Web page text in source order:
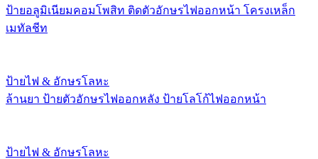
ป้ายอลูมิเนียมคอมโพสิท ติดตัวอักษรไฟออกหน้า โครงเหล็ก
เมทัลชีท
ป้ายไฟ & อักษรโลหะ
ล้านยา ป้ายตัวอักษรไฟออกหลัง ป้ายโลโก้ไฟออกหน้า
ป้ายไฟ & อักษรโลหะ